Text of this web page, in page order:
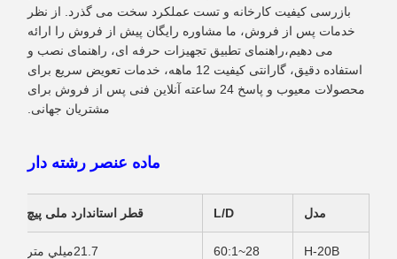
بازرسی کیفیت کارخانه و تست عملکرد سخت می گذرد. از نظر
خدمات پس از فروش، ما مشاوره رایگان پیش از فروش را ارائه
می دهیم،راهنمای تطبیق تجهیزات حرفه ای، راهنمای نصب و
استفاده دقیق، گارانتی کیفیت 12 ماهه، خدمات تعویض سریع برای
محصولات معیوب و پاسخ 24 ساعته آنلاین فنی پس از فروش برای
مشتریان جهانی.
ماده عنصر رشته دار
مدل L/D قطر استاندارد ملی پیچ
H-20B
28~60:1 21.7ميلي متر